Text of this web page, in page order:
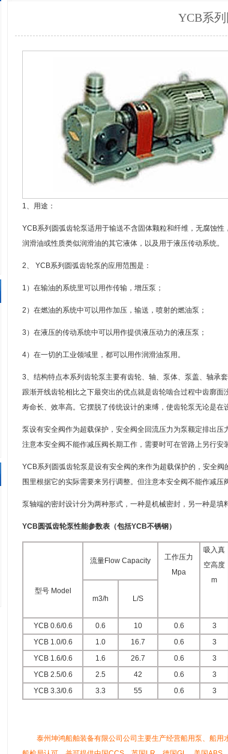
YCB系
1、用途：
YCB系列圆弧齿轮泵适用于输送不含固体颗粒和纤维，无腐蚀
润滑油或性质类似润滑油的其它液体，以及用于液压传动系统。
2、 YCB系列圆弧齿轮泵的应用范围是：
1）在输油的系统里可以用作传输，增压泵；
2）在燃油的系统中可以用作加压，输送，喷射的燃油泵；
3）在液压的传动系统中可以用作提供液压动力的液压泵；
4）在一切的工业领域里，都可以用作润滑油泵用。
3、结构特点本系列齿轮泵主要有齿轮、轴、泵体、泵盖、轴承
跟渐开线齿轮相比之下最突出的优点就是齿轮啮合过程中齿廓面
寿命长、效率高。它摆脱了传统设计的束缚，使齿轮泵无论是在
泵设有安全阀作为超载保护，安全阀全回流压力为泵额定排出
注意本安全阀不能作减压阀长期工作，需要时可在管路上另行安
YCB系列圆弧齿轮泵是设有安全阀的来作为超载保护的，安全
围里根据它的实际需要来另行调整。但注意本安全阀不能作减压
泵轴端的密封设计分为两种形式，一种是机械密封，另一种是填
YCB圆弧齿轮泵性能参数表（包括YCB不锈钢）
型号 Model
流量Flow Capacity
工作压力
Mpa
吸入真
空高度
m
m3/h L/S
YCB 0.6/0.6 0.6 10 0.6 3
YCB 1.0/0.6
1.0 16.7 0.6 3
YCB 1.6/0.6
1.6 26.7 0.6 3
YCB 2.5/0.6
2.5 42 0.6 3
YCB 3.3/0.6
3.3 55 0.6 3
泰州坤鸿船舶装备有限公司公司主要生产经营船用泵、船